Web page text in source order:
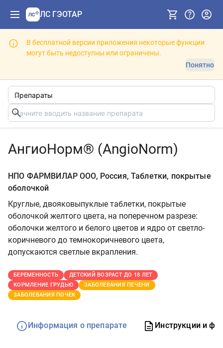
ЛС ГЭОТАР
В бесплатной версии приложения некоторые функции
могут быть недоступны или ограничены.
Понятно
АнгиоНорм® (AngioNorm)
НПО ФАРМВИЛАР OOО, Россия, Таблетки, покрытые
оболочкой
Круглые, двояковыпуклые таблетки, покрытые
оболочкой желтого цвета, на поперечном разрезе:
оболочки желтого и белого цветов и ядро от светло-
коричневого до темно­коричневого цвета,
допускаются светлые вкрапления.
БЕРЕМЕННОСТЬ
ДЕТСКИЙ ВОЗРАСТ ДО 18 ЛЕТ
КОРМЛЕНИЕ ГРУДЬЮ
ЗАБОЛЕВАНИЯ ПЕЧЕНИ
ЗАБОЛЕВАНИЯ ПОЧЕК
Информация о препарате Инструкции и